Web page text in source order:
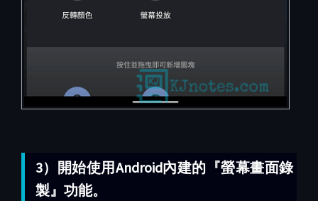
3）開始使用Android內建的『螢幕畫面錄
製』功能。